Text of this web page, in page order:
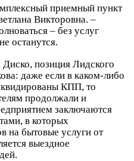
приемный пункт
Викторовна. –
– без услуг
останутся.
позиция Лидского
даже если в каком-либо
КПП, то
продолжали и
заключаются
в которых
на бытовые услуги от
выездное